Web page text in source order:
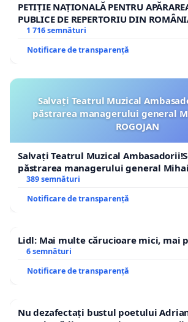
PETIȚIE NAȚIONALĂ PENTRU
PUBLICE DE REPERTORIU DIN
1 716 semnături
Notificare de transparență
Salvați Teatrul Muzical
păstrarea managerului general
ROGOJAN
Salvați Teatrul Muzical
păstrarea managerului general
ROGOJAN
389 semnături
Notificare de transparență
Lidl: Mai multe cărucioare mici, mai
6 semnături
Notificare de transparență
Nu dezafectați bustul poetului